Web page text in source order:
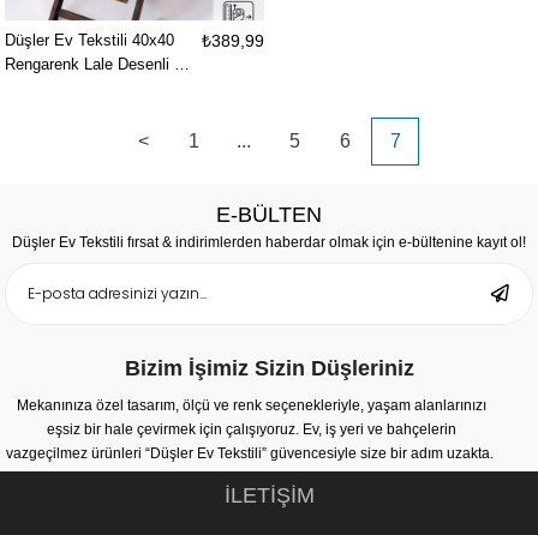
Düşler Ev Tekstili 40x40
Rengarenk Lale Desenli Su
Sandalye Minderi 5 cm
₺389,99
< 1 ... 5 6 7
E-BÜLTEN
Düşler Ev Tekstili fırsat & indirimlerden haberdar olmak için e-bültenine kayıt ol!
Bizim İşimiz Sizin Düşleriniz
Mekanınıza özel tasarım, ölçü ve renk seçenekleriyle, yaşam alanlarınızı
eşsiz bir hale çevirmek için çalışıyoruz. Ev, iş yeri ve bahçelerin
vazgeçilmez ürünleri “Düşler Ev Tekstili” güvencesiyle size bir adım uzakta.
İLETİŞİM